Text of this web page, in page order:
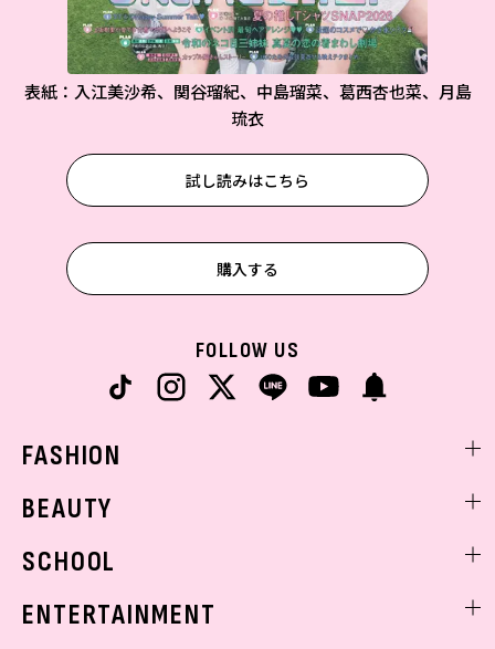
表紙：入江美沙希、関谷瑠紀、中島瑠菜、葛西杏也菜、月島
琉衣
試し読みはこちら
購入する
FOLLOW US
FASHION
着回し
BEAUTY
ベストコスメ
SCHOOL
ENTERTAINMENT